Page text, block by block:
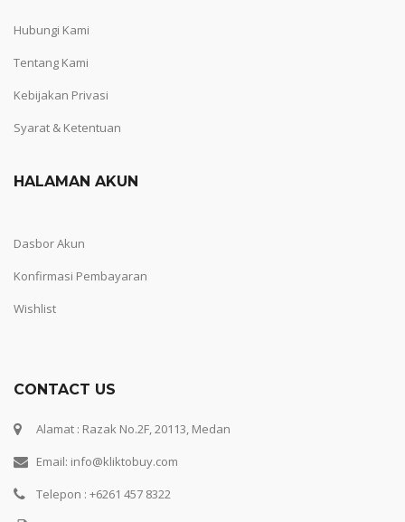
Hubungi Kami
Tentang Kami
Kebijakan Privasi
Syarat & Ketentuan
HALAMAN AKUN
Dasbor Akun
Konfirmasi Pembayaran
Wishlist
CONTACT US
Alamat : Razak No.2F, 20113, Medan
Email: info@kliktobuy.com
Telepon : +6261 457 8322